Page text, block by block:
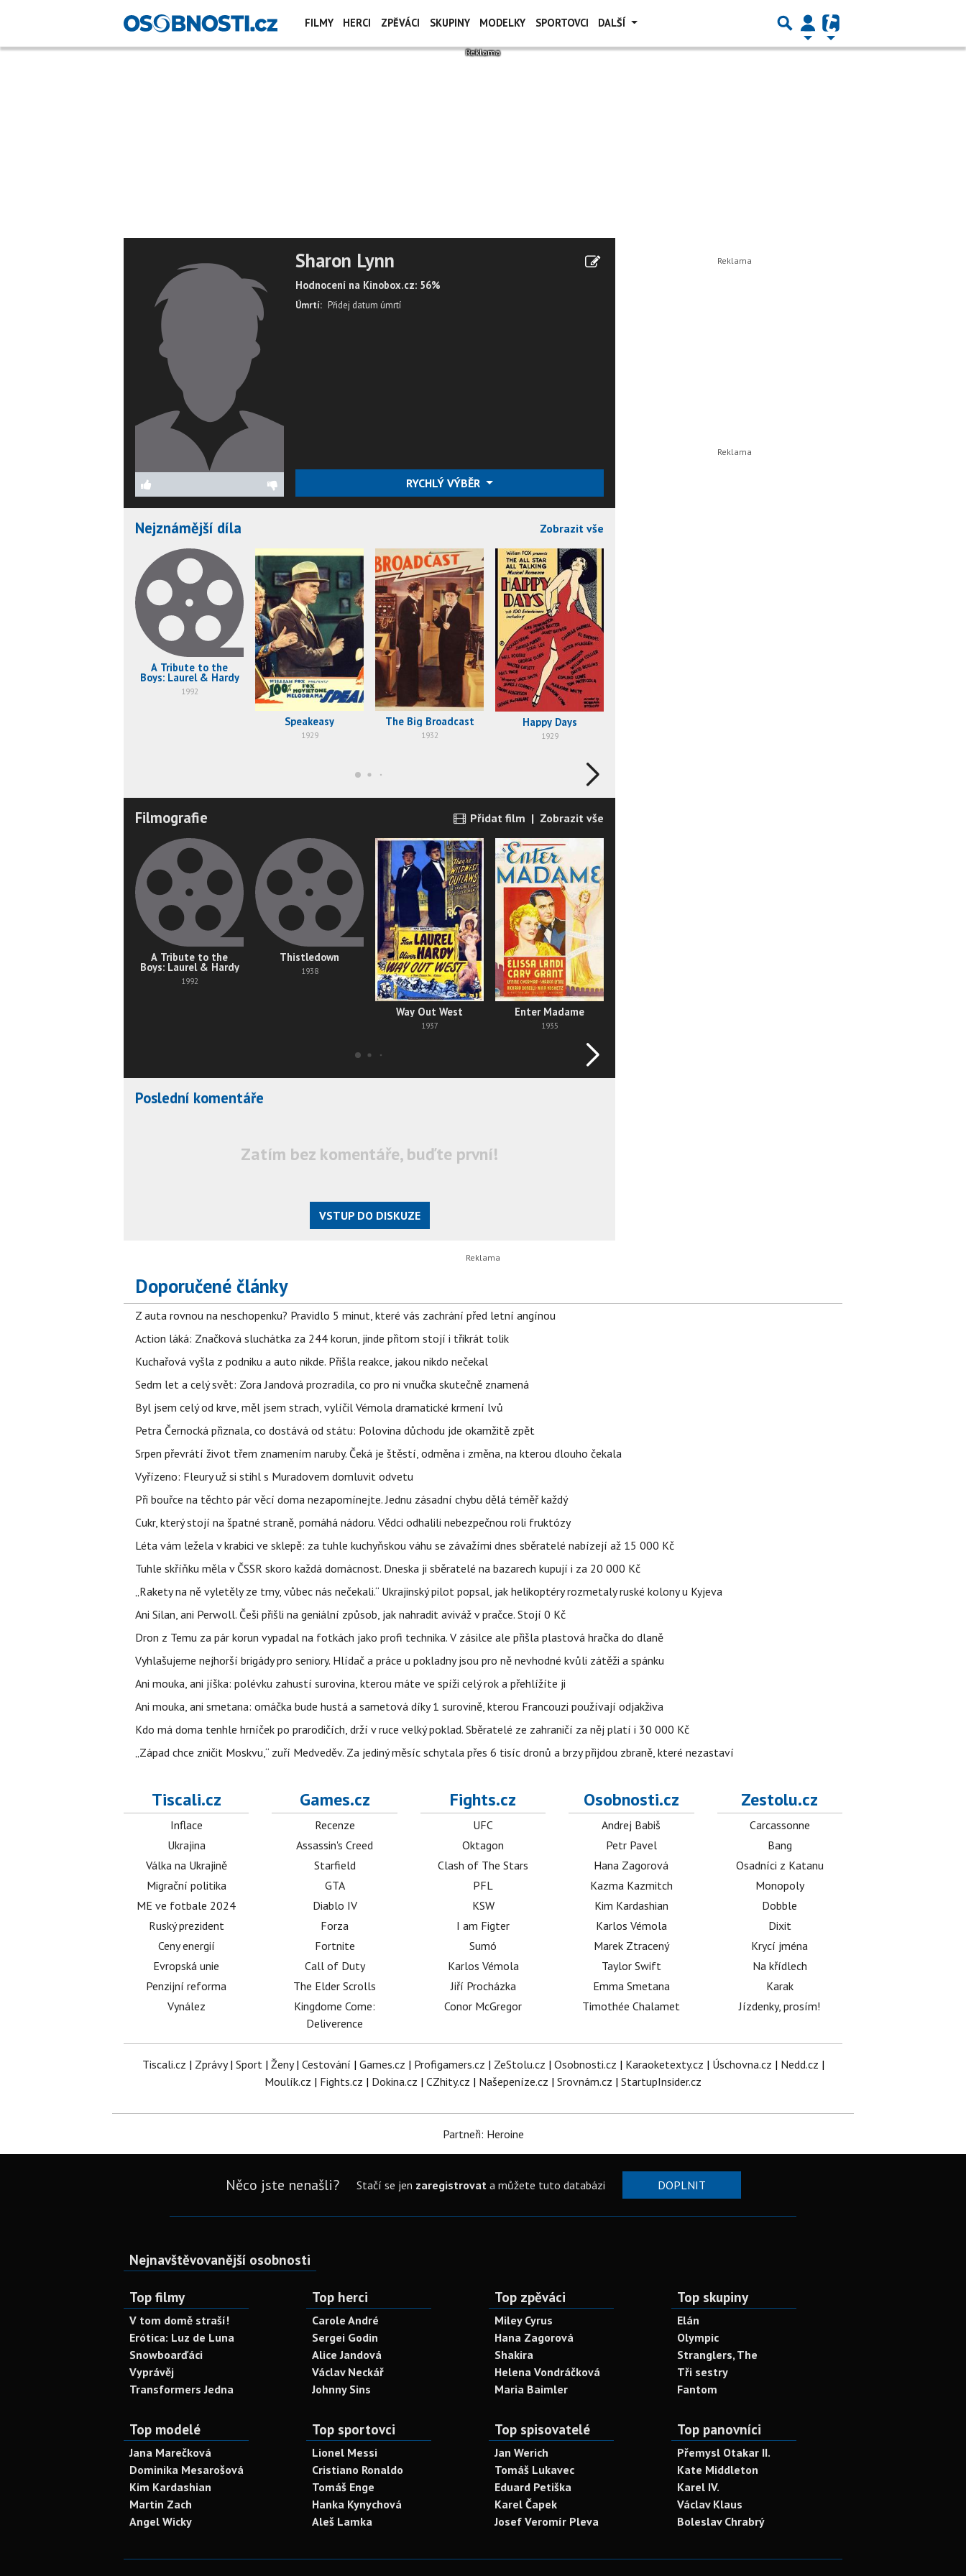
FILMY HERCI ZPĚVÁCI SKUPINY MODELKY SPORTOVCI DALŠÍ
Sharon Lynn
Hodnocení na Kinobox.cz: 56%
Úmrtí: Přidej datum úmrtí
RYCHLÝ VÝBĚR
Nejznámější díla Zobrazit vše
A Tribute to the
Boys: Laurel & Hardy
1992
Speakeasy
1929
The Big Broadcast
1932
Happy Days
1929
Filmografie Přidat film | Zobrazit vše
A Tribute to the
Boys: Laurel & Hardy
1992
Thistledown
1938
Way Out West
1937
Enter Madame
1935
Poslední komentáře
Zatím bez komentáře, buďte první!
VSTUP DO DISKUZE
Doporučené články
Z auta rovnou na neschopenku? Pravidlo 5 minut, které vás zachrání před letní angínou
Action láká: Značková sluchátka za 244 korun, jinde přitom stojí i třikrát tolik
Kuchařová vyšla z podniku a auto nikde. Přišla reakce, jakou nikdo nečekal
Sedm let a celý svět: Zora Jandová prozradila, co pro ni vnučka skutečně znamená
Byl jsem celý od krve, měl jsem strach, vylíčil Vémola dramatické krmení lvů
Petra Černocká přiznala, co dostává od státu: Polovina důchodu jde okamžitě zpět
Srpen převrátí život třem znamením naruby. Čeká je štěstí, odměna i změna, na kterou dlouho čekala
Vyřízeno: Fleury už si stihl s Muradovem domluvit odvetu
Při bouřce na těchto pár věcí doma nezapomínejte. Jednu zásadní chybu dělá téměř každý
Cukr, který stojí na špatné straně, pomáhá nádoru. Vědci odhalili nebezpečnou roli fruktózy
Léta vám ležela v krabici ve sklepě: za tuhle kuchyňskou váhu se závažími dnes sběratelé nabízejí až 15 000 Kč
Tuhle skříňku měla v ČSSR skoro každá domácnost. Dneska ji sběratelé na bazarech kupují i za 20 000 Kč
„Rakety na ně vyletěly ze tmy, vůbec nás nečekali.“ Ukrajinský pilot popsal, jak helikoptéry rozmetaly ruské kolony u Kyjeva
Ani Silan, ani Perwoll. Češi přišli na geniální způsob, jak nahradit aviváž v pračce. Stojí 0 Kč
Dron z Temu za pár korun vypadal na fotkách jako profi technika. V zásilce ale přišla plastová hračka do dlaně
Vyhlašujeme nejhorší brigády pro seniory. Hlídač a práce u pokladny jsou pro ně nevhodné kvůli zátěži a spánku
Ani mouka, ani jíška: polévku zahustí surovina, kterou máte ve spíži celý rok a přehlížíte ji
Ani mouka, ani smetana: omáčka bude hustá a sametová díky 1 surovině, kterou Francouzi používají odjakživa
Kdo má doma tenhle hrníček po prarodičích, drží v ruce velký poklad. Sběratelé ze zahraničí za něj platí i 30 000 Kč
„Západ chce zničit Moskvu,“ zuří Medveděv. Za jediný měsíc schytala přes 6 tisíc dronů a brzy přijdou zbraně, které nezastaví
Tiscali.cz
Inflace
Ukrajina
Válka na Ukrajině
Migrační politika
ME ve fotbale 2024
Ruský prezident
Ceny energií
Evropská unie
Penzijní reforma
Vynález
Games.cz
Recenze
Assassin's Creed
Starfield
GTA
Diablo IV
Forza
Fortnite
Call of Duty
The Elder Scrolls
Kingdome Come:
Deliverence
Fights.cz
UFC
Oktagon
Clash of The Stars
PFL
KSW
I am Figter
Sumó
Karlos Vémola
Jiří Procházka
Conor McGregor
Osobnosti.cz
Andrej Babiš
Petr Pavel
Hana Zagorová
Kazma Kazmitch
Kim Kardashian
Karlos Vémola
Marek Ztracený
Taylor Swift
Emma Smetana
Timothée Chalamet
Zestolu.cz
Carcassonne
Bang
Osadníci z Katanu
Monopoly
Dobble
Dixit
Krycí jména
Na křídlech
Karak
Jízdenky, prosím!
Tiscali.cz | Zprávy| Sport| Ženy| Cestování | Games.cz | Profigamers.cz | ZeStolu.cz | Osobnosti.cz | Karaoketexty.cz | Úschovna.cz | Nedd.cz |
Moulík.cz | Fights.cz | Dokina.cz | CZhity.cz | Našepeníze.cz | Srovnám.cz | StartupInsider.cz
Partneři: Heroine
Něco jste nenašli? Stačí se jen zaregistrovata můžete tuto databázi DOPLNIT
Nejnavštěvovanější osobnosti
Top filmy
V tom domě straší!
Erótica: Luz de Luna
Snowboarďáci
Vyprávěj
Transformers Jedna
Top herci
Carole André
Sergei Godin
Alice Jandová
Václav Neckář
Johnny Sins
Top zpěváci
Miley Cyrus
Hana Zagorová
Shakira
Helena Vondráčková
Maria Baimler
Top skupiny
Elán
Olympic
Stranglers, The
Tři sestry
Fantom
Top modelé
Jana Marečková
Dominika Mesarošová
Kim Kardashian
Martin Zach
Angel Wicky
Top sportovci
Lionel Messi
Cristiano Ronaldo
Tomáš Enge
Hanka Kynychová
Aleš Lamka
Top spisovatelé
Jan Werich
Tomáš Lukavec
Eduard Petiška
Karel Čapek
Josef Veromír Pleva
Top panovníci
Přemysl Otakar II.
Kate Middleton
Karel IV.
Václav Klaus
Boleslav Chrabrý